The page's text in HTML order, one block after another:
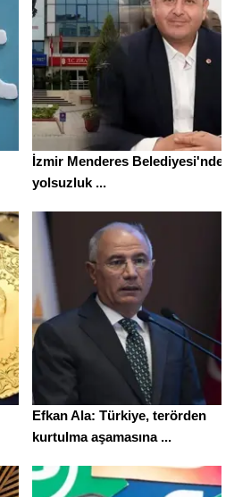
İzmir Menderes Belediyesi'nde
yolsuzluk ...
Efkan Ala: Türkiye, terörden
kurtulma aşamasına ...